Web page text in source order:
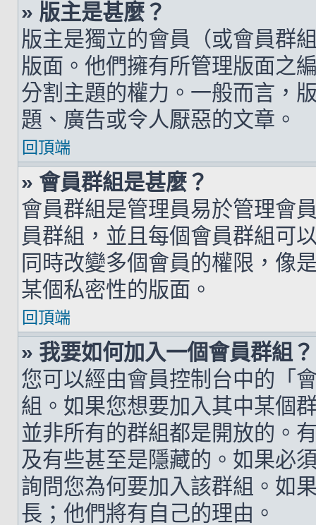
» 版主是甚麼？
版主是獨立的會員（或會員群
版面。他們擁有所管理版面之
分割主題的權力。一般而言，
題、廣告或令人厭惡的文章。
回頂端
» 會員群組是甚麼？
會員群組是管理員易於管理會
員群組，並且每個會員群組可
同時改變多個會員的權限，像
某個私密性的版面。
回頂端
» 我要如何加入一個會員群組？
您可以經由會員控制台中的「
組。如果您想要加入其中某個
並非所有的群組都是開放的。
及有些甚至是隱藏的。如果必
詢問您為何要加入該群組。如
長；他們將有自己的理由。